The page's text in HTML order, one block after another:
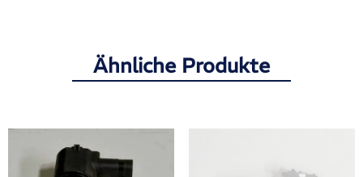
Ähnliche Produkte